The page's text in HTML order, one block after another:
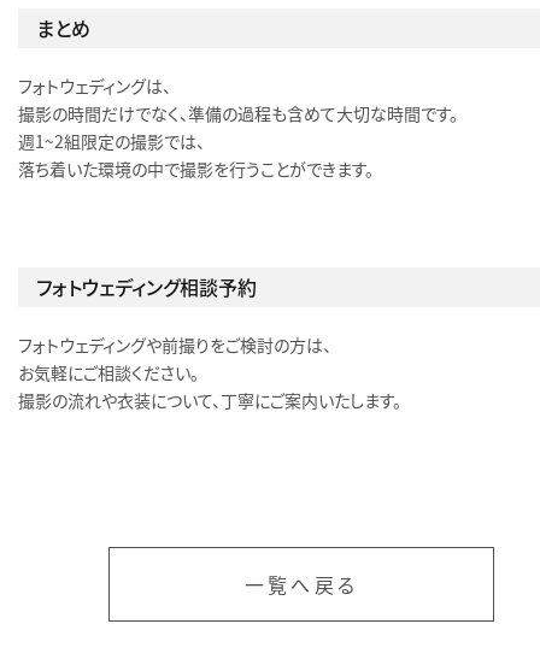
まとめ
フォトウェディングは、
撮影の時間だけでなく、準備の過程も含めて大切な時間です。
週1〜2組限定の撮影では、
落ち着いた環境の中で撮影を行うことができます。
フォトウェディング相談予約
フォトウェディングや前撮りをご検討の方は、
お気軽にご相談ください。
撮影の流れや衣装について、丁寧にご案内いたします。
一覧へ戻る